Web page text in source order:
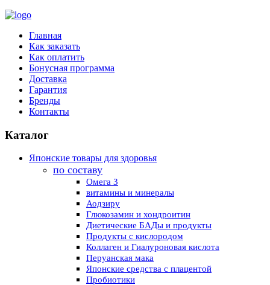
Главная
Как заказать
Как оплатить
Бонусная программа
Доставка
Гарантия
Бренды
Контакты
Каталог
Японские товары для здоровья
по составу
Омега 3
витамины и минералы
Аодзиру
Глюкозамин и хондроитин
Диетические БАДы и продукты
Продукты с кислородом
Коллаген и Гиалуроновая кислота
Перуанская мака
Японские средства с плацентой
Пробиотики